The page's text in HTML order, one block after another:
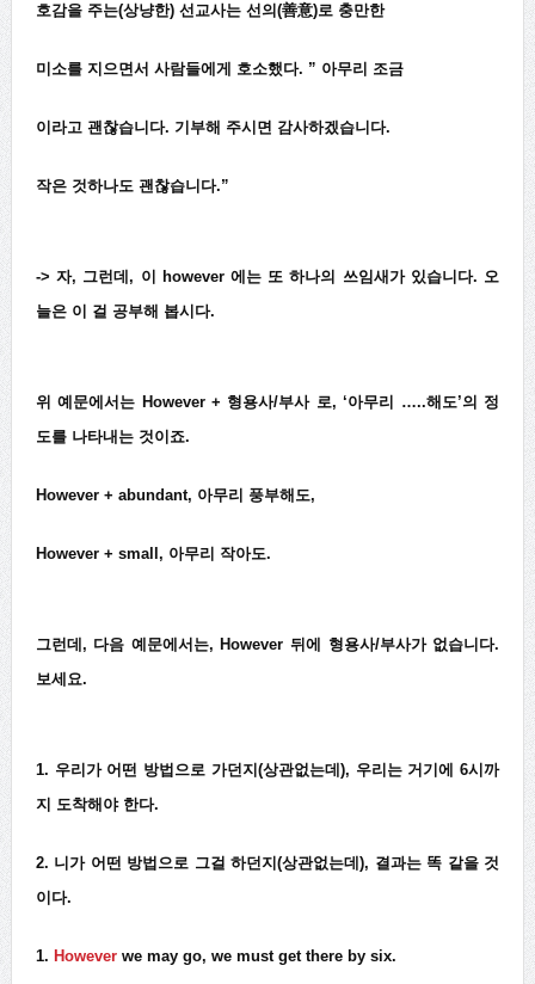
호감을 주는(상냥한) 선교사는 선의(善意)로 충만한
미소를 지으면서 사람들에게 호소했다. ” 아무리 조금
이라고 괜찮습니다. 기부해 주시면 감사하겠습니다.
작은 것하나도 괜찮습니다.”
-> 자, 그런데, 이 however 에는 또 하나의 쓰임새가 있습니다. 오
늘은 이 걸 공부해 봅시다.
위 예문에서는 However + 형용사/부사 로, ‘아무리 …..해도’의 정
도를 나타내는 것이죠.
However + abundant, 아무리 풍부해도,
However + small, 아무리 작아도.
그런데, 다음 예문에서는, However 뒤에 형용사/부사가 없습니다.
보세요.
1. 우리가 어떤 방법으로 가던지(상관없는데), 우리는 거기에 6시까
지 도착해야 한다.
2. 니가 어떤 방법으로 그걸 하던지(상관없는데), 결과는 똑 같을 것
이다.
1. Howeverwe may go, we must get there by six.